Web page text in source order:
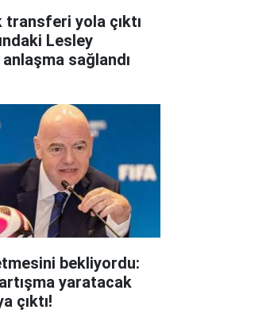
yola çıktı
Lesley
sağlandı
bekliyordu:
yaratacak
çıktı!